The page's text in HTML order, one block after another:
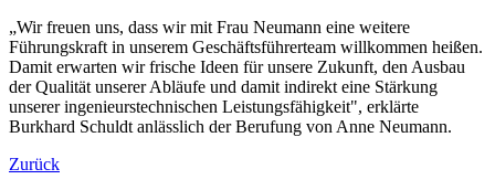
„Wir freuen uns, dass wir mit Frau Neumann eine weitere
Führungskraft in unserem Geschäftsführerteam willkommen heißen.
Damit erwarten wir frische Ideen für unsere Zukunft, den Ausbau
der Qualität unserer Abläufe und damit indirekt eine Stärkung
unserer ingenieurstechnischen Leistungsfähigkeit", erklärte
Burkhard Schuldt anlässlich der Berufung von Anne Neumann.
Zurück